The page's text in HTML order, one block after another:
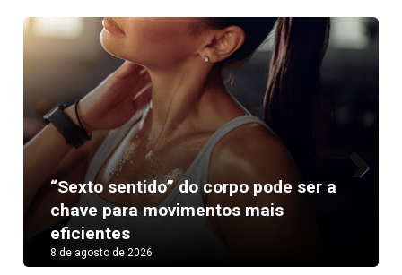
“Sexto sentido” do corpo pode ser a
chave para movimentos mais
eficientes
8 de agosto de 2026